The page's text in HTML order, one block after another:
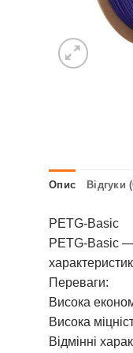
Опис Відгуки
PETG-Basic
PETG-Basic —
Переваги:
Висока
Висока
Відмінні